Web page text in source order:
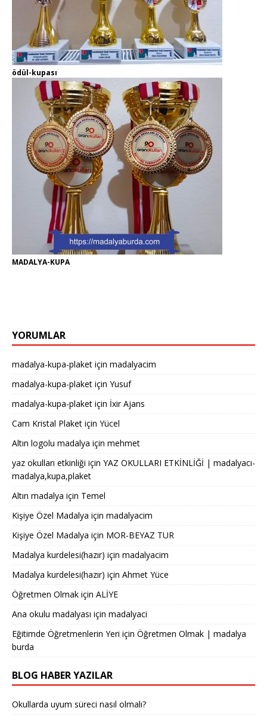
ödül-kupası
MADALYA-KUPA
YORUMLAR
madalya-kupa-plaket için madalyacim
madalya-kupa-plaket için Yusuf
madalya-kupa-plaket için İxir Ajans
Cam Kristal Plaket için Yücel
Altın logolu madalya için mehmet
yaz okulları etkinliği için YAZ OKULLARI ETKİNLİĞİ | madalyacı-
madalya,kupa,plaket
Altın madalya için Temel
Kişiye Özel Madalya için madalyacim
Kişiye Özel Madalya için MOR-BEYAZ TUR
Madalya kurdelesi(hazır) için madalyacim
Madalya kurdelesi(hazır) için Ahmet Yüce
Öğretmen Olmak için ALİYE
Ana okulu madalyası için madalyaci
Eğitimde Öğretmenlerin Yeri için Öğretmen Olmak | madalya
burda
BLOG HABER YAZILAR
Okullarda uyum süreci nasıl olmalı?